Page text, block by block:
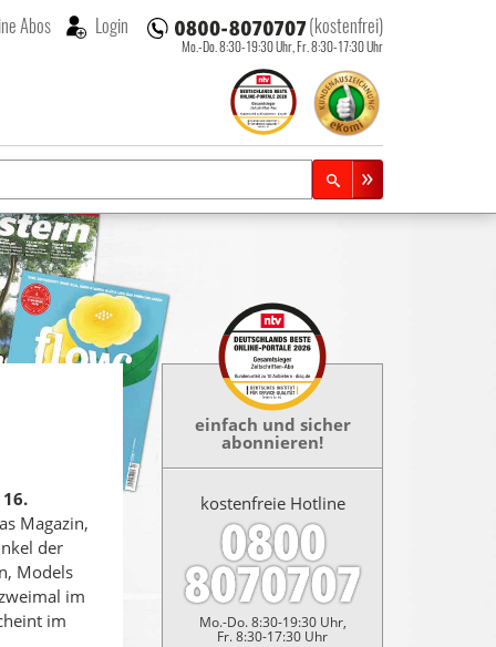
(kostenfrei)
Mo.-Do. 8:30-19:30 Uhr, Fr. 8:30-17:30 Uhr
Abos Login
Magazin,
der
Models
im
im
einfach und sicher
abonnieren!
kostenfreie Hotline
Mo.-Do. 8:30-19:30 Uhr,
Fr. 8:30-17:30 Uhr